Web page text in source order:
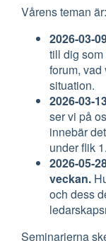
Vårens teman är:
2026-03-
till dig
forum,
situation.
2026-03-
ser vi på
innebär
under flik 1.
2026-05-
veckan.
och dess
Seminarierna